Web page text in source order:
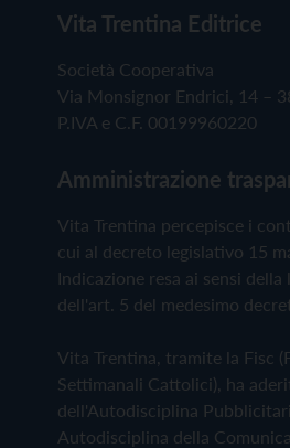
Vita Trentina Editrice
Società Cooperativa
Via Monsignor Endrici, 14 –
P.IVA e C.F. 00199960220
Amministrazione
Vita Trentina percepisce i
cui al decreto legislativo 15
Indicazione resa ai sensi
dell'art. 5 del medesimo
Vita Trentina, tramite la Fisc
Settimanali Cattolici), ha
dell'Autodisciplina
Autodisciplina della